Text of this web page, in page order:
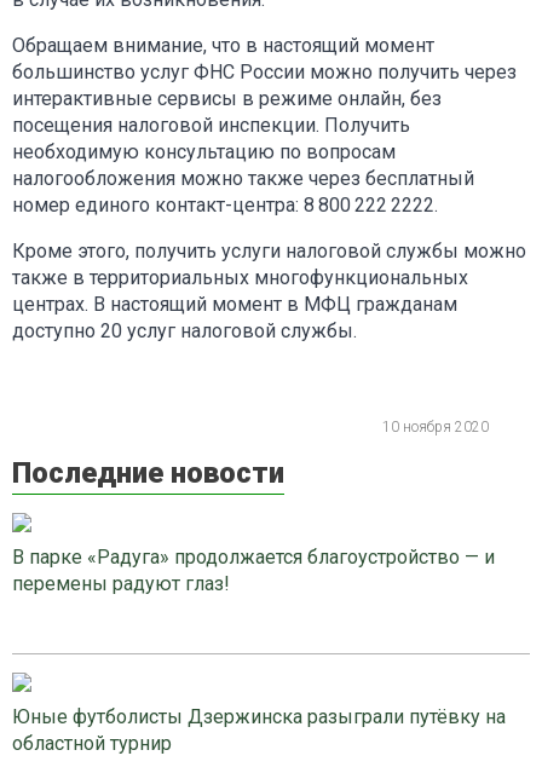
Обращаем внимание, что в настоящий момент
большинство услуг ФНС России можно получить через
интерактивные сервисы в режиме онлайн, без
посещения налоговой инспекции. Получить
необходимую консультацию по вопросам
налогообложения можно также через бесплатный
номер единого контакт-центра: 8 800 222 2222.
Кроме этого, получить услуги налоговой службы можно
также в территориальных многофункциональных
центрах. В настоящий момент в МФЦ гражданам
доступно 20 услуг налоговой службы.
10 ноября 2020
Последние новости
В парке «Радуга» продолжается благоустройство — и
перемены радуют глаз!
Юные футболисты Дзержинска разыграли путёвку на
областной турнир